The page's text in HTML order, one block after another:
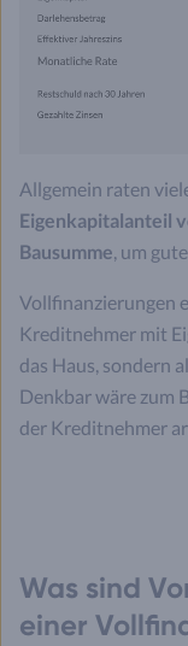
Allgemein raten
Eigenkapitalanteil
Bausumme , um
Vollfinanzierungen
Kreditnehmer mit
das Haus, sondern
Denkbar wäre zum
der Kreditnehmer
Was sind
einer